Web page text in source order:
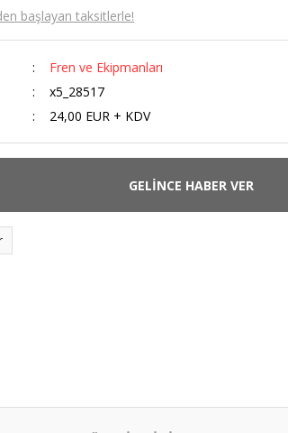
başlayan taksitlerle!
Fren ve Ekipmanları
x5_28517
24,00 EUR + KDV
GELİNCE HABER VER